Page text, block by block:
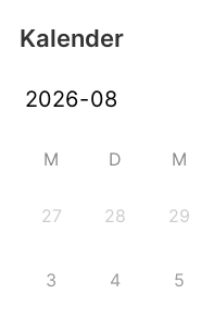
Kalender
M D M
27 28 29
3 4 5